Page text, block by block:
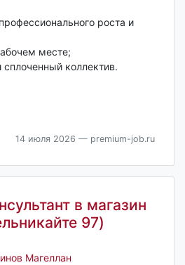
роста и
месте;
коллектив.
14 июля 2026 — premium-job.ru
в магазин
97)
Магеллан